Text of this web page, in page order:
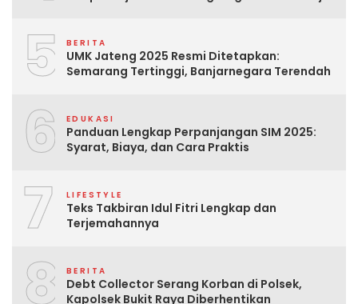
5 BERITA
UMK Jateng 2025 Resmi Ditetapkan:
Semarang Tertinggi, Banjarnegara Terendah
6 EDUKASI
Panduan Lengkap Perpanjangan SIM 2025:
Syarat, Biaya, dan Cara Praktis
7 LIFESTYLE
Teks Takbiran Idul Fitri Lengkap dan
Terjemahannya
8 BERITA
Debt Collector Serang Korban di Polsek,
Kapolsek Bukit Raya Diberhentikan